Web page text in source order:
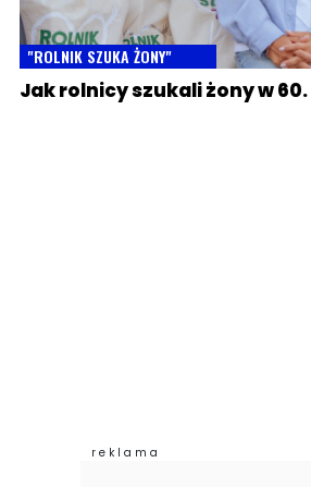
"ROLNIK SZUKA ŻONY"
Jak rolnicy szukali żony w